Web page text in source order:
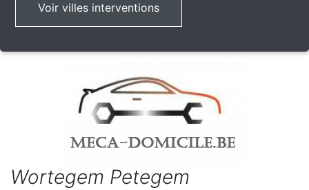
Voir villes interventions
Wortegem Petegem